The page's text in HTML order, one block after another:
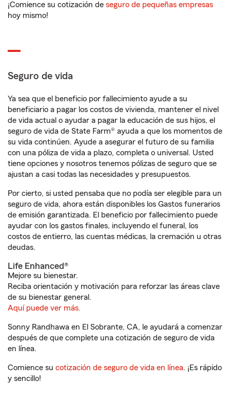
¡Comience su cotización de seguro de pequeñas empresas
hoy mismo!
Seguro de vida
Ya sea que el beneficio por fallecimiento ayude a su
beneficiario a pagar los costos de vivienda, mantener el nivel
de vida actual o ayudar a pagar la educación de sus hijos, el
seguro de vida de State Farm® ayuda a que los momentos de
su vida continúen. Ayude a asegurar el futuro de su familia
con una póliza de vida a plazo, completa o universal. Usted
tiene opciones y nosotros tenemos pólizas de seguro que se
ajustan a casi todas las necesidades y presupuestos.
Por cierto, si usted pensaba que no podía ser elegible para un
seguro de vida, ahora están disponibles los Gastos funerarios
de emisión garantizada. El beneficio por fallecimiento puede
ayudar con los gastos finales, incluyendo el funeral, los
costos de entierro, las cuentas médicas, la cremación u otras
deudas.
Life Enhanced®
Mejore su bienestar.
Reciba orientación y motivación para reforzar las áreas clave
de su bienestar general.
Aquí puede ver más.
Sonny Randhawa en El Sobrante, CA, le ayudará a comenzar
después de que complete una cotización de seguro de vida
en línea.
Comience su cotización de seguro de vida en línea. ¡Es rápido
y sencillo!